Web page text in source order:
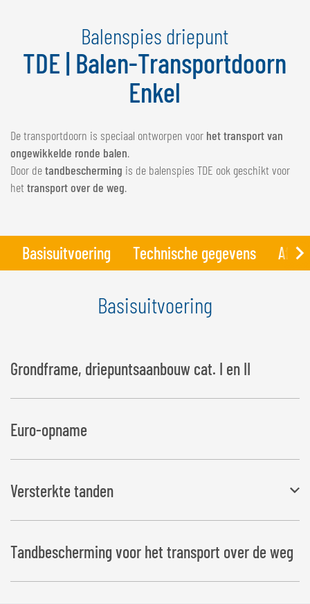
DEUTSCH
DEUTSCH
FRANÇAIS
Balenspies driepunt
TDE | Balen-Transportdoorn
Enkel
De transportdoorn is speciaal ontworpen voor het transport van
ongewikkelde ronde balen.
Door detandbescherming is de balenspies TDE ook geschikt voor
het transport over de weg.
Basisuitvoering Technische gegevens
Basisuitvoering
Grondframe, driepuntsaanbouw cat. I en II
Euro-opname
Versterkte tanden
Ø: 42 mm, lengte 1.100 mm
Tandbescherming voor het transport over de weg